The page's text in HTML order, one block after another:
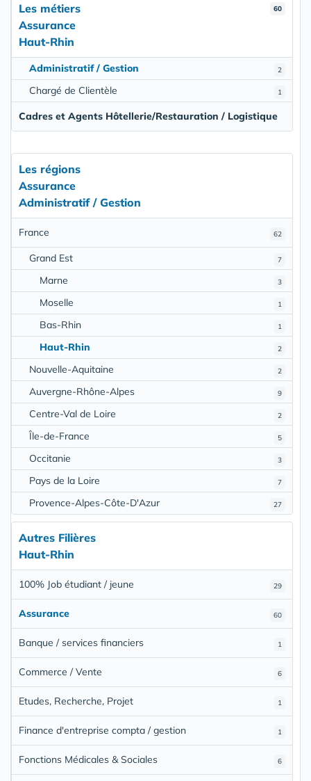
60
Les métiers
Assurance
Haut-Rhin
2
Administratif / Gestion
1
Chargé de Clientèle
Cadres et Agents Hôtellerie/Restauration / Logistique
Les régions
Assurance
Administratif / Gestion
62
France
7
Grand Est
3
Marne
1
Moselle
1
Bas-Rhin
2
Haut-Rhin
2
Nouvelle-Aquitaine
9
Auvergne-Rhône-Alpes
2
Centre-Val de Loire
5
Île-de-France
3
Occitanie
7
Pays de la Loire
27
Provence-Alpes-Côte-D'Azur
Autres Filières
Haut-Rhin
29
100% Job étudiant / jeune
60
Assurance
1
Banque / services financiers
6
Commerce / Vente
1
Etudes, Recherche, Projet
1
Finance d'entreprise compta / gestion
6
Fonctions Médicales & Sociales